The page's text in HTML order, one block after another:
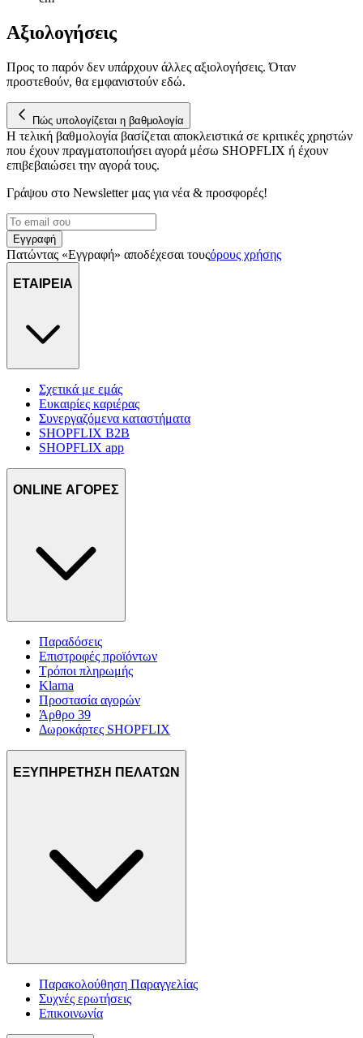
Αξιολογήσεις
Προς το παρόν δεν υπάρχουν άλλες αξιολογήσεις. Όταν
προστεθούν, θα εμφανιστούν εδώ.
Πώς υπολογίζεται η βαθμολογία
Η τελική βαθμολογία βασίζεται αποκλειστικά σε κριτικές χρηστών
που έχουν πραγματοποιήσει αγορά μέσω SHOPFLIX ή έχουν
επιβεβαιώσει την αγορά τους.
Γράψου στο Νewsletter μας για νέα & προσφορές!
Εγγραφή
Πατώντας «Εγγραφή» αποδέχεσαι τουςόρους χρήσης
ΕΤΑΙΡΕΙΑ
Σχετικά με εμάς
Ευκαιρίες καριέρας
Συνεργαζόμενα καταστήματα
SHOPFLIX B2B
SHOPFLIX app
ONLINE ΑΓΟΡΕΣ
Παραδόσεις
Επιστροφές προϊόντων
Τρόποι πληρωμής
Klarna
Προστασία αγορών
Άρθρο 39
Δωροκάρτες SHOPFLIX
ΕΞΥΠΗΡΕΤΗΣΗ ΠΕΛΑΤΩΝ
Παρακολούθηση Παραγγελίας
Συχνές ερωτήσεις
Επικοινωνία